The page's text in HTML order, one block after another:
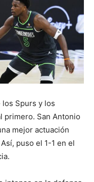
Spurs y los
primero. San Antonio
mejor actuación
puso el 1-1 en el